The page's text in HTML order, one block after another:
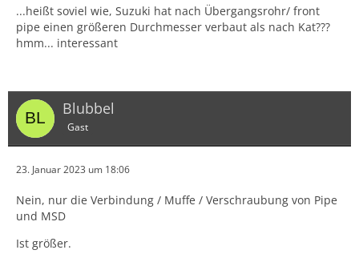
...heißt soviel wie, Suzuki hat nach Übergangsrohr/ front
pipe einen größeren Durchmesser verbaut als nach Kat???
hmm... interessant
Blubbel
Gast
23. Januar 2023 um 18:06
Nein, nur die Verbindung / Muffe / Verschraubung von Pipe
und MSD
Ist größer.